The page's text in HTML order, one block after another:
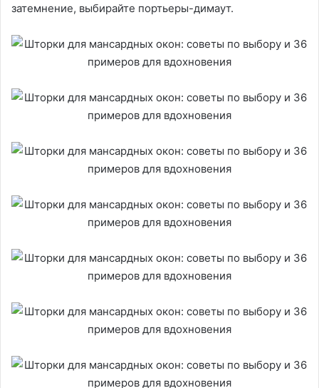
затемнение, выбирайте портьеры-димаут.